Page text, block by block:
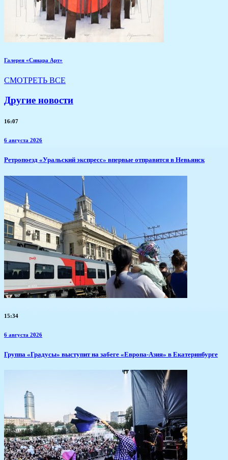
Галерея «Синара Арт»
СМОТРЕТЬ ВСЕ
Другие новости
16:07
6 августа 2026
​Ретропоезд «Уральский экспресс» впервые отправится в Невьянск
15:34
6 августа 2026
​Группа «Градусы» выступит на забеге «Европа-Азия» в Екатеринбурге